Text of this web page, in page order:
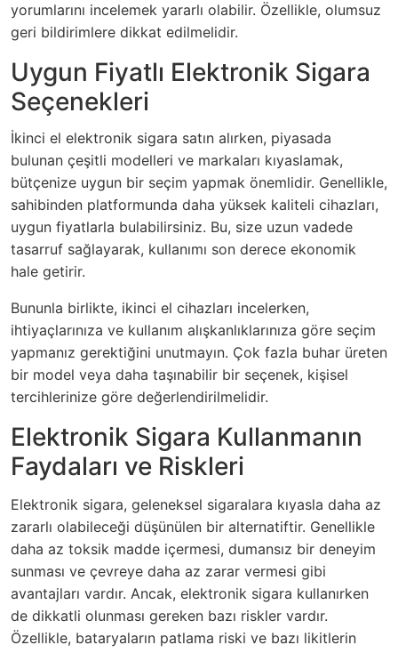
yorumlarını incelemek yararlı olabilir. Özellikle, olumsuz
geri bildirimlere dikkat edilmelidir.
Uygun Fiyatlı Elektronik Sigara
Seçenekleri
İkinci el elektronik sigara satın alırken, piyasada
bulunan çeşitli modelleri ve markaları kıyaslamak,
bütçenize uygun bir seçim yapmak önemlidir. Genellikle,
sahibinden platformunda daha yüksek kaliteli cihazları,
uygun fiyatlarla bulabilirsiniz. Bu, size uzun vadede
tasarruf sağlayarak, kullanımı son derece ekonomik
hale getirir.
Bununla birlikte, ikinci el cihazları incelerken,
ihtiyaçlarınıza ve kullanım alışkanlıklarınıza göre seçim
yapmanız gerektiğini unutmayın. Çok fazla buhar üreten
bir model veya daha taşınabilir bir seçenek, kişisel
tercihlerinize göre değerlendirilmelidir.
Elektronik Sigara Kullanmanın
Faydaları ve Riskleri
Elektronik sigara, geleneksel sigaralara kıyasla daha az
zararlı olabileceği düşünülen bir alternatiftir. Genellikle
daha az toksik madde içermesi, dumansız bir deneyim
sunması ve çevreye daha az zarar vermesi gibi
avantajları vardır. Ancak, elektronik sigara kullanırken
de dikkatli olunması gereken bazı riskler vardır.
Özellikle, bataryaların patlama riski ve bazı likitlerin